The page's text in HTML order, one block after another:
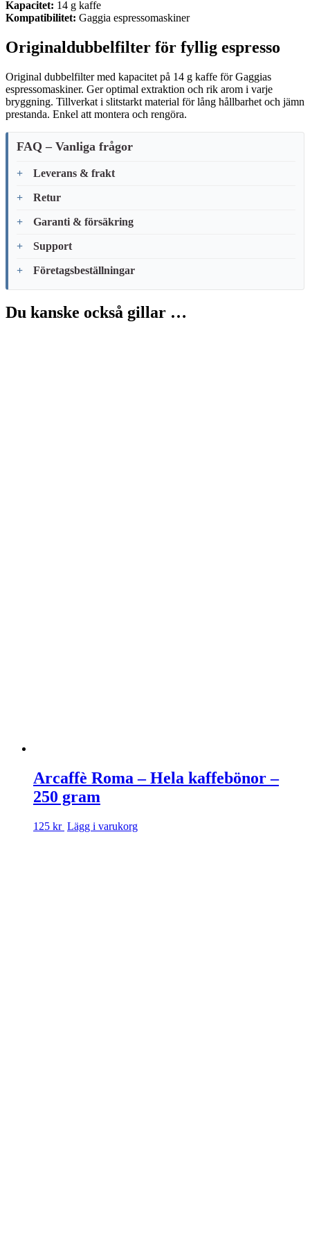
Kapacitet: 14 g kaffe
Kompatibilitet: Gaggia espressomaskiner
Originaldubbelfilter för fyllig espresso
Original dubbelfilter med kapacitet på 14 g kaffe för Gaggias
espressomaskiner. Ger optimal extraktion och rik arom i varje
bryggning. Tillverkat i slitstarkt material för lång hållbarhet och jämn
prestanda. Enkel att montera och rengöra.
FAQ – Vanliga frågor
Leverans & frakt
Retur
Garanti & försäkring
Support
Företagsbeställningar
Du kanske också gillar …
Arcaffè Roma – Hela kaffebönor –
250 gram
125 kr Lägg i varukorg